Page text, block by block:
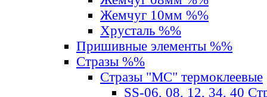
Жемчуг 10мм %%
Хрусталь %%
Пришивные элементы %%
Стразы %%
Стразы "MС" термоклеевые
SS-06, 08, 12, 34, 40